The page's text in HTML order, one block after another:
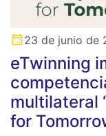
23 de junio de
eTwinning
multilateral
for